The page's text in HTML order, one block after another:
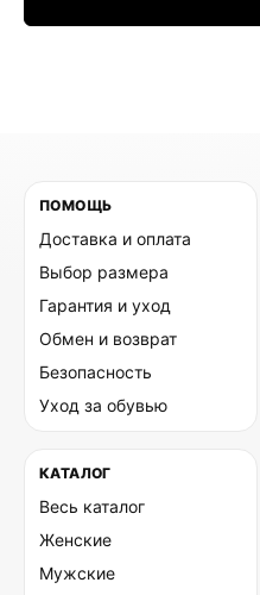
ПОМОЩЬ
Доставка и оплата
Выбор размера
Гарантия и уход
Обмен и возврат
Безопасность
Уход за обувью
КАТАЛОГ
Весь каталог
Женские
Мужские